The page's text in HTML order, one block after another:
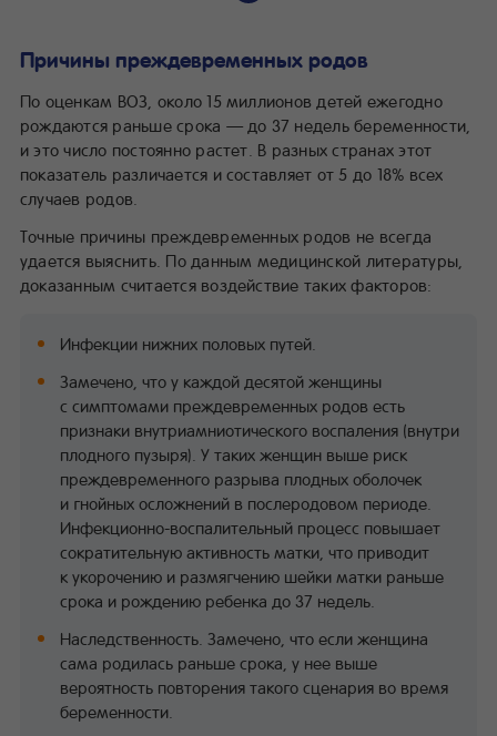
Причины преждевременных родов
По оценкам ВОЗ, около 15 миллионов детей ежегодно
рождаются раньше срока — до 37 недель беременности,
и это число постоянно растет. В разных странах этот
показатель различается и составляет от 5 до 18% всех
случаев родов.
Точные причины преждевременных родов не всегда
удается выяснить. По данным медицинской литературы,
доказанным считается воздействие таких факторов:
Инфекции нижних половых путей.
Замечено, что у каждой десятой женщины
с симптомами преждевременных родов есть
признаки внутриамниотического воспаления (внутри
плодного пузыря). У таких женщин выше риск
преждевременного разрыва плодных оболочек
и гнойных осложнений в послеродовом периоде.
Инфекционно-воспалительный процесс повышает
сократительную активность матки, что приводит
к укорочению и размягчению шейки матки раньше
срока и рождению ребенка до 37 недель.
Наследственность. Замечено, что если женщина
сама родилась раньше срока, у нее выше
вероятность повторения такого сценария во время
беременности.